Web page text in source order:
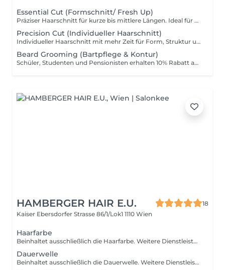
Essential Cut (Formschnitt/ Fresh Up)
Präziser Haarschnitt für kurze bis mittlere Längen. Ideal für gepflegte Looks mit klarer Form und sauberem Finish. Schüler, Studenten und Pensionisten erhalten 10% Rabatt auf den Preis. Der Rabatt wird vor Ort im Salon eingelöst.
Precision Cut (Individueller Haarschnitt)
Individueller Haarschnitt mit mehr Zeit für Form, Struktur und exakte Details. Perfekt für moderne Looks und persönliche Anpassung. Schüler, Studenten und Pensionisten erhalten 10% Rabatt auf den Preis. Der Rabatt wird vor Ort im Salon eingelöst.
Beard Grooming (Bartpflege & Kontur)
Schüler, Studenten und Pensionisten erhalten 10% Rabatt auf den Preis. Der Rabatt wird vor Ort im Salon eingelöst.
HAMBERGER HAIR E.U.
18
Kaiser Ebersdorfer Strasse 86/1/Lok1 1110 Wien
Haarfarbe
Beinhaltet ausschließlich die Haarfarbe. Weitere Dienstleistungen sind separat zubuchbar. Bitte beachten Sie die Leistungsbeschreibung (extra kurz - bis Hüfte) und wählen Sie entsprechend Ihrer Haarlänge.
Dauerwelle
Beinhaltet ausschließlich die Dauerwelle. Weitere Dienstleistungen sind separat zubuchbar. Bitte beachten Sie die Leistungsbeschreibung (extra kurz - bis Hüfte). Bitte wählen Sie die Leistung nach der Haarlänge.